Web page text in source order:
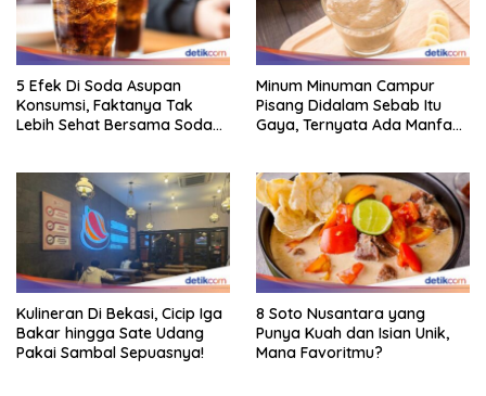
5 Efek Di Soda Asupan
Konsumsi, Faktanya Tak
Lebih Sehat Bersama Soda
Minum Minuman Campur
Pisang Didalam Sebab Itu
Gaya, Ternyata Ada Manfaat
Kulineran Di Bekasi, Cicip Iga
Bakar hingga Sate Udang
Pakai Sambal Sepuasnya!
8 Soto Nusantara yang
Punya Kuah dan Isian Unik,
Mana Favoritmu?